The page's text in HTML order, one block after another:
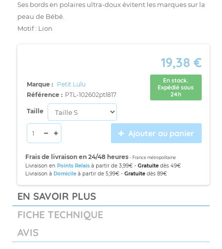
Ses bords en polaires ultra-doux évitent les marques sur la
peau de Bébé.
Motif : Lion
19,38 €
Marque : Petit Lulu
Référence : PTL-102602ptl817
En stock.
Expédié sous
24h
Taille
Ajouter au panier
Frais de livraison en 24/48 heures - France métropolitaine
Livraison en Points Relaisà partir de 3,99€ - Gratuitedès 49€
Livraison à Domicileà partir de 5,99€ - Gratuitedès 89€
EN SAVOIR PLUS
FICHE TECHNIQUE
AVIS